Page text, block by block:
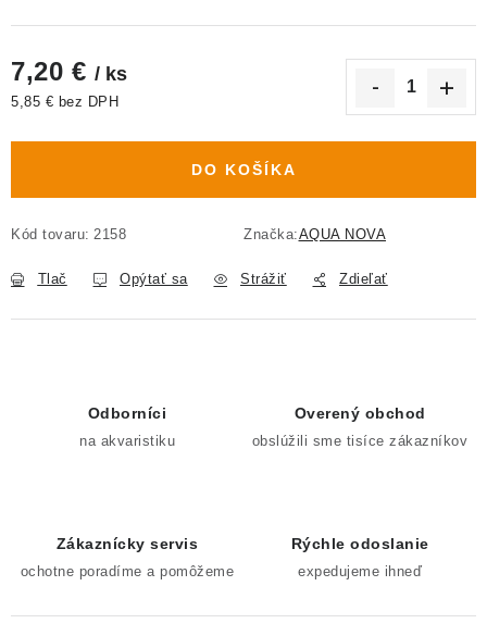
7,20 € / ks
5,85 € bez DPH
DO KOŠÍKA
Kód tovaru: 2158 Značka:AQUA NOVA
Tlač Opýtať sa Strážiť Zdieľať
Odborníci
na akvaristiku
Overený obchod
obslúžili sme tisíce zákazníkov
Zákaznícky servis
ochotne poradíme a pomôžeme
Rýchle odoslanie
expedujeme ihneď